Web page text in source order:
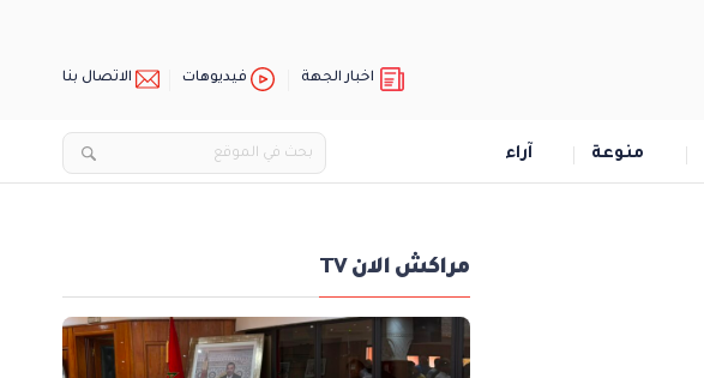
اخبار الجهة فيديوهات الاتصال بنا
منوعة آراء
مراكش الان TV